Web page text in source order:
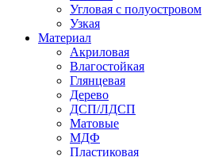
Угловая с полуостровом
Узкая
Материал
Акриловая
Влагостойкая
Глянцевая
Дерево
ДСП/ЛДСП
Матовые
МДФ
Пластиковая